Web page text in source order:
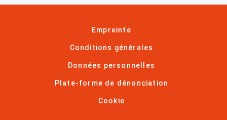
Empreinte
Conditions générales
Données personnelles
Plate-forme de dénonciation
Cookie